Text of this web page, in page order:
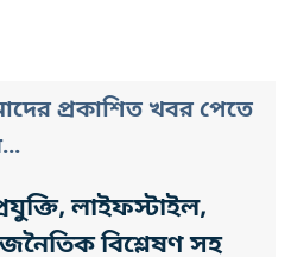
প্রকাশিত খবর পেতে
লাইফস্টাইল,
বিশ্লেষণ সহ